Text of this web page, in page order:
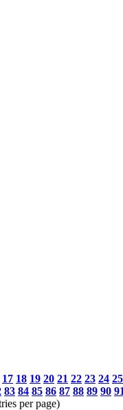
17 18 19 20 21 22 23 24 25
83 84 85 86 87 88 89 90 91
per page)